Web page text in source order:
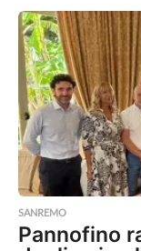
n
n
o
a
g
o
SANREMO
Pannofino